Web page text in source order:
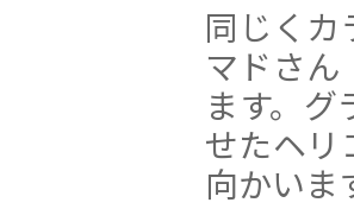
同じくカ
マドさ
ます。
せたヘリ
向かいま